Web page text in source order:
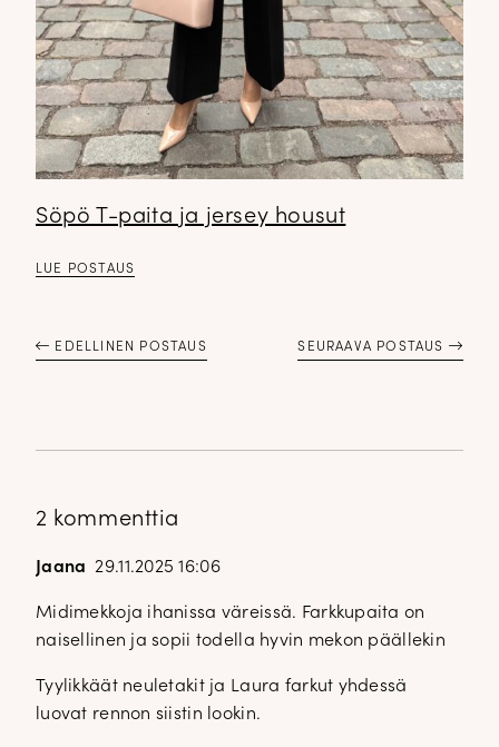
Söpö T-paita ja jersey housut
LUE POSTAUS
EDELLINEN POSTAUS SEURAAVA POSTAUS
2 kommenttia
Jaana 29.11.2025 16:06
Midimekkoja ihanissa väreissä. Farkkupaita on
naisellinen ja sopii todella hyvin mekon päällekin
Tyylikkäät neuletakit ja Laura farkut yhdessä
luovat rennon siistin lookin.